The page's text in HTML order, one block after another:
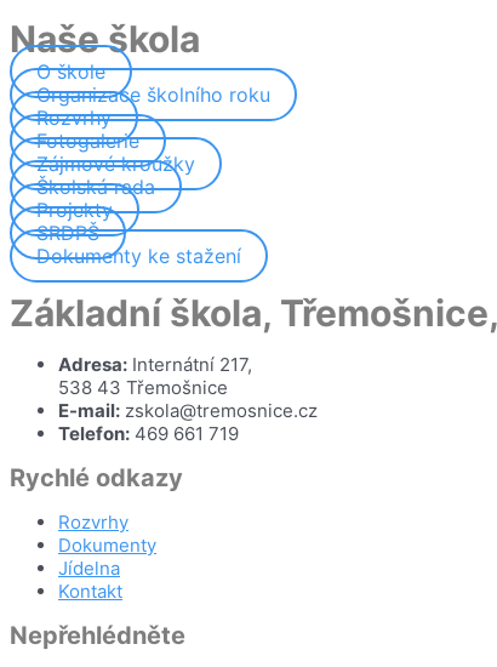
Naše škola
O škole
Organizace školního roku
Rozvrhy
Fotogalerie
Zájmové kroužky
Školská rada
Projekty
SRDPŠ
Dokumenty ke stažení
Základní škola,
Adresa: Internátní 217,
538 43 Třemošnice
E-mail: zskola@tremosnice.cz
Telefon: 469 661 719
Rychlé odkazy
Rozvrhy
Dokumenty
Jídelna
Kontakt
Nepřehlédněte